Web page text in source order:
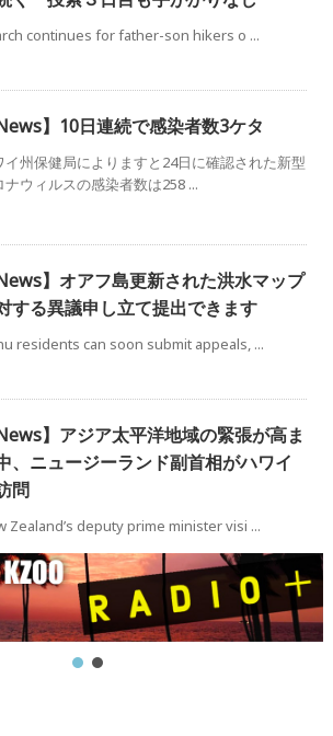
continues for father-son hikers o ...
News】10日連続で感染者数3ケタ
イ州保健局によりますと24日に確認された新型
ナウィルスの感染者数は258 ...
News】オアフ島更新された洪水マップ
する異議申し立て提出できます
residents can soon submit appeals, ...
News】アジア太平洋地域の緊張が高ま
、ニュージーランド副首相がハワイ
問
Zealand’s deputy prime minister visi ...